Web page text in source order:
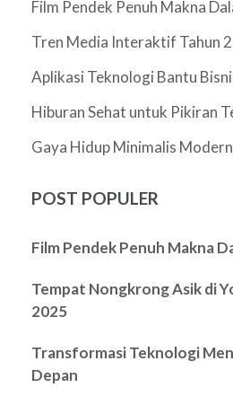
Film Pendek Penuh Makna
Tren Media Interaktif Tahun
Aplikasi Teknologi Bantu
Hiburan Sehat untuk Pikiran
Gaya Hidup Minimalis
POST POPULER
Film Pendek Penuh Makna
Tempat Nongkrong Asik di
2025
Transformasi Teknologi
Depan